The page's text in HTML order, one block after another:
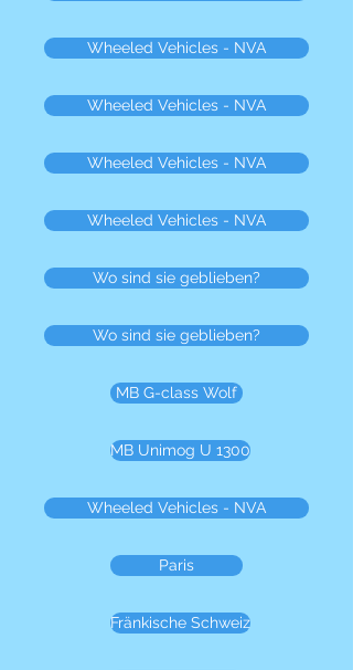
Wheeled Vehicles - NVA
Wheeled Vehicles - NVA
Wheeled Vehicles - NVA
Wheeled Vehicles - NVA
Wo sind sie geblieben?
Wo sind sie geblieben?
MB G-class Wolf
MB Unimog U 1300
Wheeled Vehicles - NVA
Paris
Fränkische Schweiz